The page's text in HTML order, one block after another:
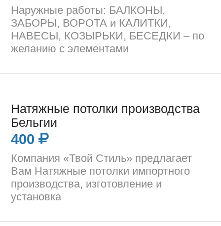
Наружные работы: БАЛКОНЫ,
ЗАБОРЫ, ВОРОТА и КАЛИТКИ,
НАВЕСЫ, КОЗЫРЬКИ, БЕСЕДКИ – по
желанию с элементами
Натяжные потолки производства
Бельгии
400
Компания «Твой Стиль» предлагает
Вам Натяжные потолки импортного
производства, изготовление и
установка